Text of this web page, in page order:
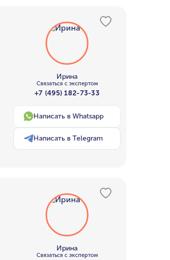
Ирина
Связаться с экспертом
+7 (495) 182-73-33
Написать в Whatsapp
Написать в Telegram
Ирина
Связаться с экспертом